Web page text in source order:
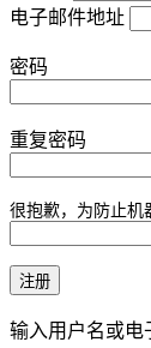
电子邮件地址
密码
重复密码
很抱歉，为防止机
输入用户名或电